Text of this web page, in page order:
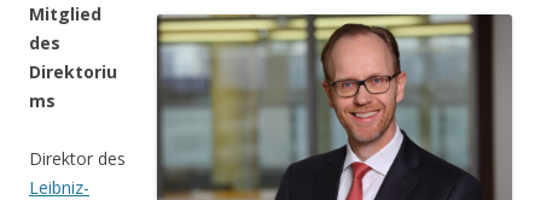
Mitglied
des
Direktoriu
ms
Direktor des
Leibniz-